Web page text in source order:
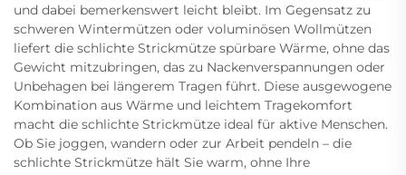
und dabei bemerkenswert leicht bleibt. Im Gegensatz zu
schweren Wintermützen oder voluminösen Wollmützen
liefert die schlichte Strickmütze spürbare Wärme, ohne das
Gewicht mitzubringen, das zu Nackenverspannungen oder
Unbehagen bei längerem Tragen führt. Diese ausgewogene
Kombination aus Wärme und leichtem Tragekomfort
macht die schlichte Strickmütze ideal für aktive Menschen.
Ob Sie joggen, wandern oder zur Arbeit pendeln – die
schlichte Strickmütze hält Sie warm, ohne Ihre